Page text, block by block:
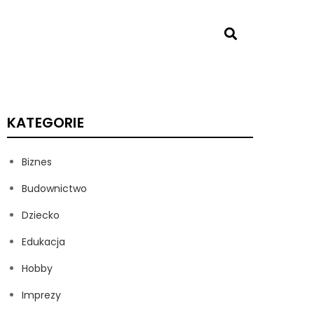
KATEGORIE
Biznes
Budownictwo
Dziecko
Edukacja
Hobby
Imprezy